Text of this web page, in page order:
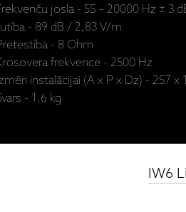
josla - 55 – 20000 Hz ± 3
- 89 dB / 2,83 V/m
- 8 Ohm
frekvence - 2500 Hz
instalācijai (A x P x Dz) - 257 x
- 1.6 kg
IW6